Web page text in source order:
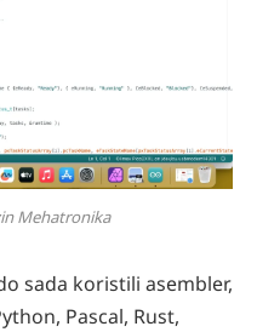
Mehatronika
sada koristili asembler,
Pascal, Rust,